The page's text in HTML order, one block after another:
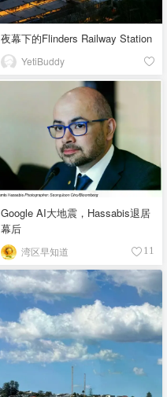
夜幕下的Flinders Railway Station
YetiBuddy
Google AI大地震，Hassabis退居
幕后
湾区早知道 11